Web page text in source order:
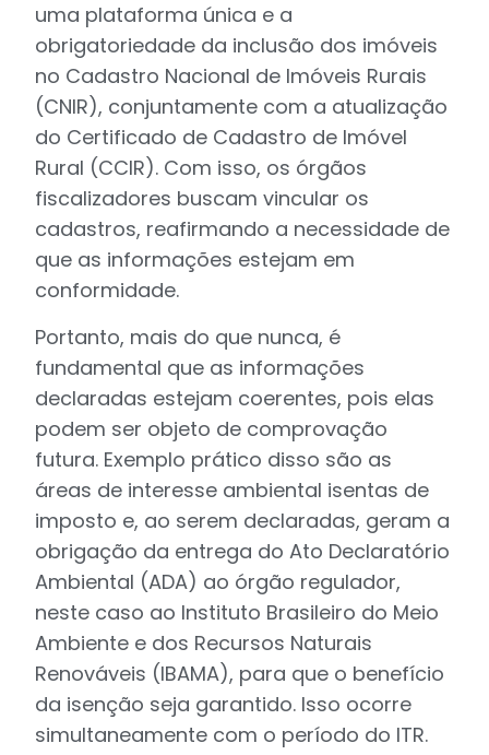
uma plataforma única e a
obrigatoriedade da inclusão dos imóveis
no Cadastro Nacional de Imóveis Rurais
(CNIR), conjuntamente com a atualização
do Certificado de Cadastro de Imóvel
Rural (CCIR). Com isso, os órgãos
fiscalizadores buscam vincular os
cadastros, reafirmando a necessidade de
que as informações estejam em
conformidade.
Portanto, mais do que nunca, é
fundamental que as informações
declaradas estejam coerentes, pois elas
podem ser objeto de comprovação
futura. Exemplo prático disso são as
áreas de interesse ambiental isentas de
imposto e, ao serem declaradas, geram a
obrigação da entrega do Ato Declaratório
Ambiental (ADA) ao órgão regulador,
neste caso ao Instituto Brasileiro do Meio
Ambiente e dos Recursos Naturais
Renováveis (IBAMA), para que o benefício
da isenção seja garantido. Isso ocorre
simultaneamente com o período do ITR.